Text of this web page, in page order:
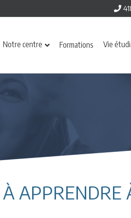
Notre centre Formations Vie
À